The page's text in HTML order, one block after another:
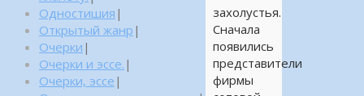
захолустья.
Сначала
появились
представители
фирмы
Одностишия |
Открытый жанр |
Очерки |
Очерки и эссе. |
Очерки, эссе |